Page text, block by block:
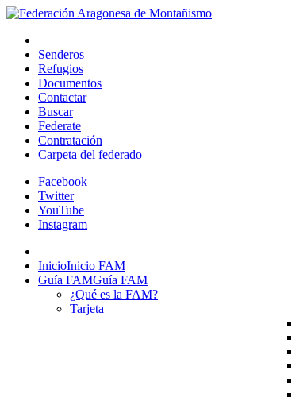
Senderos
Refugios
Documentos
Contactar
Buscar
Federate
Contratación
Carpeta del federado
Facebook
Twitter
YouTube
Instagram
InicioInicio FAM
Guía FAMGuía FAM
¿Qué es la FAM?
Tarjeta